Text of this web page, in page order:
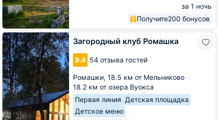
за 1 ночь
Получите200 бонусов
Загородный клуб Ромашка
9.4 54 отзыва гостей
Ромашки, 18.5 км от Мельниково
18.2 км от озера Вуокса
Первая линия Детская площадка
Детское меню
Загородный
клуб
Ромашка